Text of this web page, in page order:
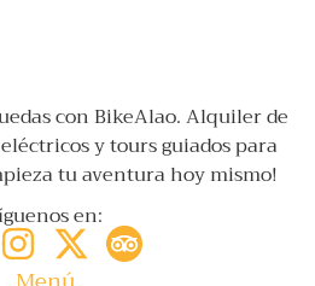
con BikeAlao. Alquiler de
y tours guiados para
tu aventura hoy mismo!
en: